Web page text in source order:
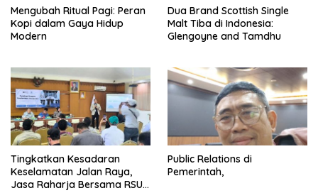
Mengubah Ritual Pagi: Peran
Kopi dalam Gaya Hidup
Modern
Dua Brand Scottish Single
Malt Tiba di Indonesia:
Glengoyne and Tamdhu
Tingkatkan Kesadaran
Keselamatan Jalan Raya,
Jasa Raharja Bersama RSU
Public Relations di
Pemerintah,